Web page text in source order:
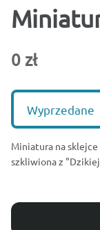
0 zł
Wyprzedane
Miniatura na
szkliwiona z